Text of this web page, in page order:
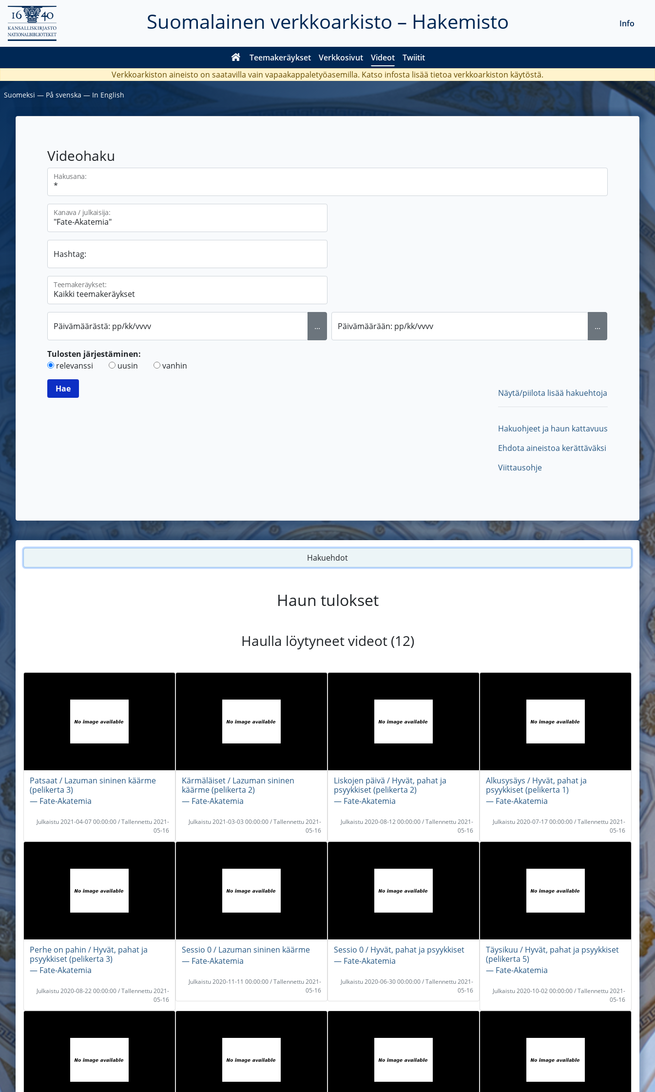
Suomalainen verkkoarkisto – Hakemisto
Teemakeräykset Verkkosivut Videot Twiitit
Info
Verkkoarkiston aineisto on saatavilla vain vapaakappaletyöasemilla. Katso infosta lisää tietoa verkkoarkiston käytöstä.
Suomeksi ― På svenska ― In English
Videohaku
Hakusana:
Kanava / julkaisija:
Hashtag:
Teemakeräykset:
Päivämäärästä: pp/kk/vvvv ... Päivämäärään: pp/kk/vvvv ...
Tulosten järjestäminen:
relevanssi
uusin vanhin
Näytä/piilota lisää hakuehtoja
Hakuohjeet ja haun kattavuus
Ehdota aineistoa kerättäväksi
Viittausohje
Hakuehdot
Haun tulokset
Haulla löytyneet videot (12)
Patsaat / Lazuman sininen käärme
(pelikerta 3)
― Fate-Akatemia
Julkaistu 2021-04-07 00:00:00 / Tallennettu 2021-
05-16
Kärmäläiset / Lazuman sininen
käärme (pelikerta 2)
― Fate-Akatemia
Julkaistu 2021-03-03 00:00:00 / Tallennettu 2021-
05-16
Liskojen päivä / Hyvät, pahat ja
psyykkiset (pelikerta 2)
― Fate-Akatemia
Julkaistu 2020-08-12 00:00:00 / Tallennettu 2021-
05-16
Alkusysäys / Hyvät, pahat ja
psyykkiset (pelikerta 1)
― Fate-Akatemia
Julkaistu 2020-07-17 00:00:00 / Tallennettu 2021-
05-16
Perhe on pahin / Hyvät, pahat ja
psyykkiset (pelikerta 3)
― Fate-Akatemia
Julkaistu 2020-08-22 00:00:00 / Tallennettu 2021-
05-16
Sessio 0 / Lazuman sininen käärme
― Fate-Akatemia
Julkaistu 2020-11-11 00:00:00 / Tallennettu 2021-
05-16
Sessio 0 / Hyvät, pahat ja psyykkiset
― Fate-Akatemia
Julkaistu 2020-06-30 00:00:00 / Tallennettu 2021-
05-16
Täysikuu / Hyvät, pahat ja psyykkiset
(pelikerta 5)
― Fate-Akatemia
Julkaistu 2020-10-02 00:00:00 / Tallennettu 2021-
05-16